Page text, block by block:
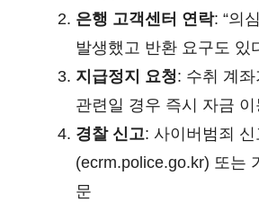
은행 고객센터 연락: “의
발생했고 반환 요구도 있
지급정지 요청: 수취 계
관련일 경우 즉시 자금
경찰 신고: 사이버범죄
(ecrm.police.go.kr) 또는
문